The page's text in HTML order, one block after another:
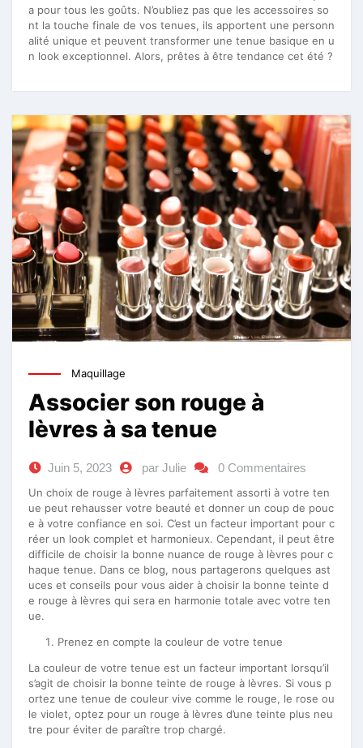
a pour tous les goûts. N’oubliez pas que les accessoires so
nt la touche finale de vos tenues, ils apportent une personn
alité unique et peuvent transformer une tenue basique en u
n look exceptionnel. Alors, prêtes à être tendance cet été ?
Maquillage
Associer son rouge à
lèvres à sa tenue
Juin 5, 2023 par Julie 0 Commentaires
Un choix de rouge à lèvres parfaitement assorti à votre ten
ue peut rehausser votre beauté et donner un coup de pouc
e à votre confiance en soi. C’est un facteur important pour c
réer un look complet et harmonieux. Cependant, il peut être
difficile de choisir la bonne nuance de rouge à lèvres pour c
haque tenue. Dans ce blog, nous partagerons quelques ast
uces et conseils pour vous aider à choisir la bonne teinte d
e rouge à lèvres qui sera en harmonie totale avec votre ten
ue.
Prenez en compte la couleur de votre tenue
La couleur de votre tenue est un facteur important lorsqu’il
s’agit de choisir la bonne teinte de rouge à lèvres. Si vous p
ortez une tenue de couleur vive comme le rouge, le rose ou
le violet, optez pour un rouge à lèvres d’une teinte plus neu
tre pour éviter de paraître trop chargé.